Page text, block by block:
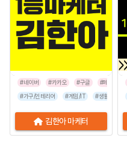
#네이버 #카카오 #구글 #페이스북
#가구/인테리어
#게임/IT #생활/리빙
김한아 마케터